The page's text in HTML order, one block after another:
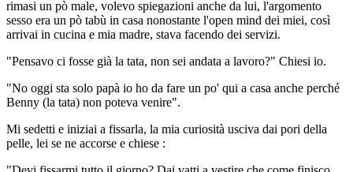
rimasi un pò male, volevo spiegazioni anche da lui, l'argomento
sesso era un pò tabù in casa nonostante l'open mind dei miei, così
arrivai in cucina e mia madre, stava facendo dei servizi.
"Pensavo ci fosse già la tata, non sei andata a lavoro?" Chiesi io.
"No oggi sta solo papà io ho da fare un po' qui a casa anche perché
Benny (la tata) non poteva venire".
Mi sedetti e iniziai a fissarla, la mia curiosità usciva dai pori della
pelle, lei se ne accorse e chiese :